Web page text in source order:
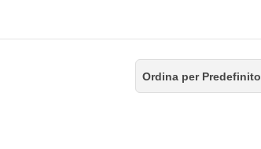
Ordina per Predefinito